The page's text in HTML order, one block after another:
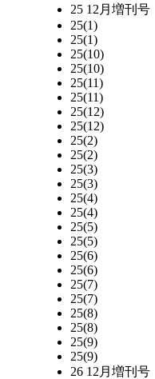
25 12月増刊号
25(1)
25(1)
25(10)
25(10)
25(11)
25(11)
25(12)
25(12)
25(2)
25(2)
25(3)
25(3)
25(4)
25(4)
25(5)
25(5)
25(6)
25(6)
25(7)
25(7)
25(8)
25(8)
25(9)
25(9)
26 12月増刊号